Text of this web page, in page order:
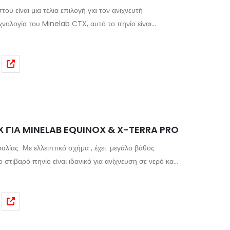
είναι μια τέλια επιλογή για τον ανιχνευτή
του Minelab CTX, αυτό το πηνίο είναι
τα υψηλότερα πρότυπα. Πλήρως βυθιζόμενο στα 3
MINELAB EQUINOX & X-TERRA PRO
Με ελλειπτικό σχήμα , έχει μεγάλο βάθος
πηνίο είναι ιδανικό για ανίχνευση σε νερό και
600, 700, 800, 900 & τον ανιχνευτή XTERRA PRO.